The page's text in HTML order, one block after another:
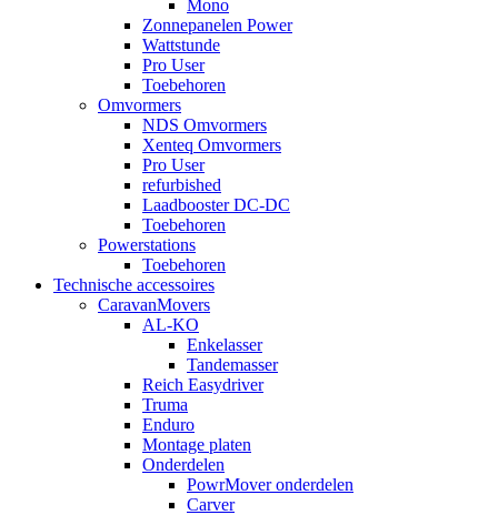
Mono
Zonnepanelen Power
Wattstunde
Pro User
Toebehoren
Omvormers
NDS Omvormers
Xenteq Omvormers
Pro User
refurbished
Laadbooster DC-DC
Toebehoren
Powerstations
Toebehoren
Technische accessoires
CaravanMovers
AL-KO
Enkelasser
Tandemasser
Reich Easydriver
Truma
Enduro
Montage platen
Onderdelen
PowrMover onderdelen
Carver